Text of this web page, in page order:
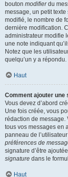
bouton modifierdu
message, un petit texte
modifié, le nombre de
dernière modification.
administrateur modifie
une note indiquant
Notez que les
quelqu’un y a répondu.
Haut
Comment ajouter une
Vous devez d’abord
Une fois créée, vous
rédaction de message.
tous vos messages en
panneau de
préférences de
signature d’être
signature dans le
Haut